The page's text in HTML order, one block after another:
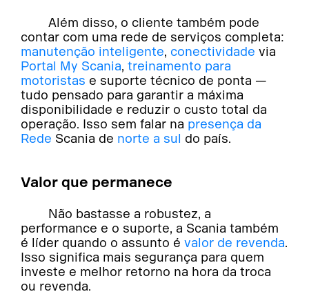
Além disso, o cliente também pode
contar com uma rede de serviços completa:
manutenção inteligente, conectividade via
Portal My Scania,treinamento para
motoristas e suporte técnico de ponta —
tudo pensado para garantir a máxima
disponibilidade e reduzir o custo total da
operação. Isso sem falar na presença da
Rede Scania de norte a sul do país.
Valor que permanece
Não bastasse a robustez, a
performance e o suporte, a Scania também
é líder quando o assunto évalor de revenda.
Isso significa mais segurança para quem
investe e melhor retorno na hora da troca
ou revenda.